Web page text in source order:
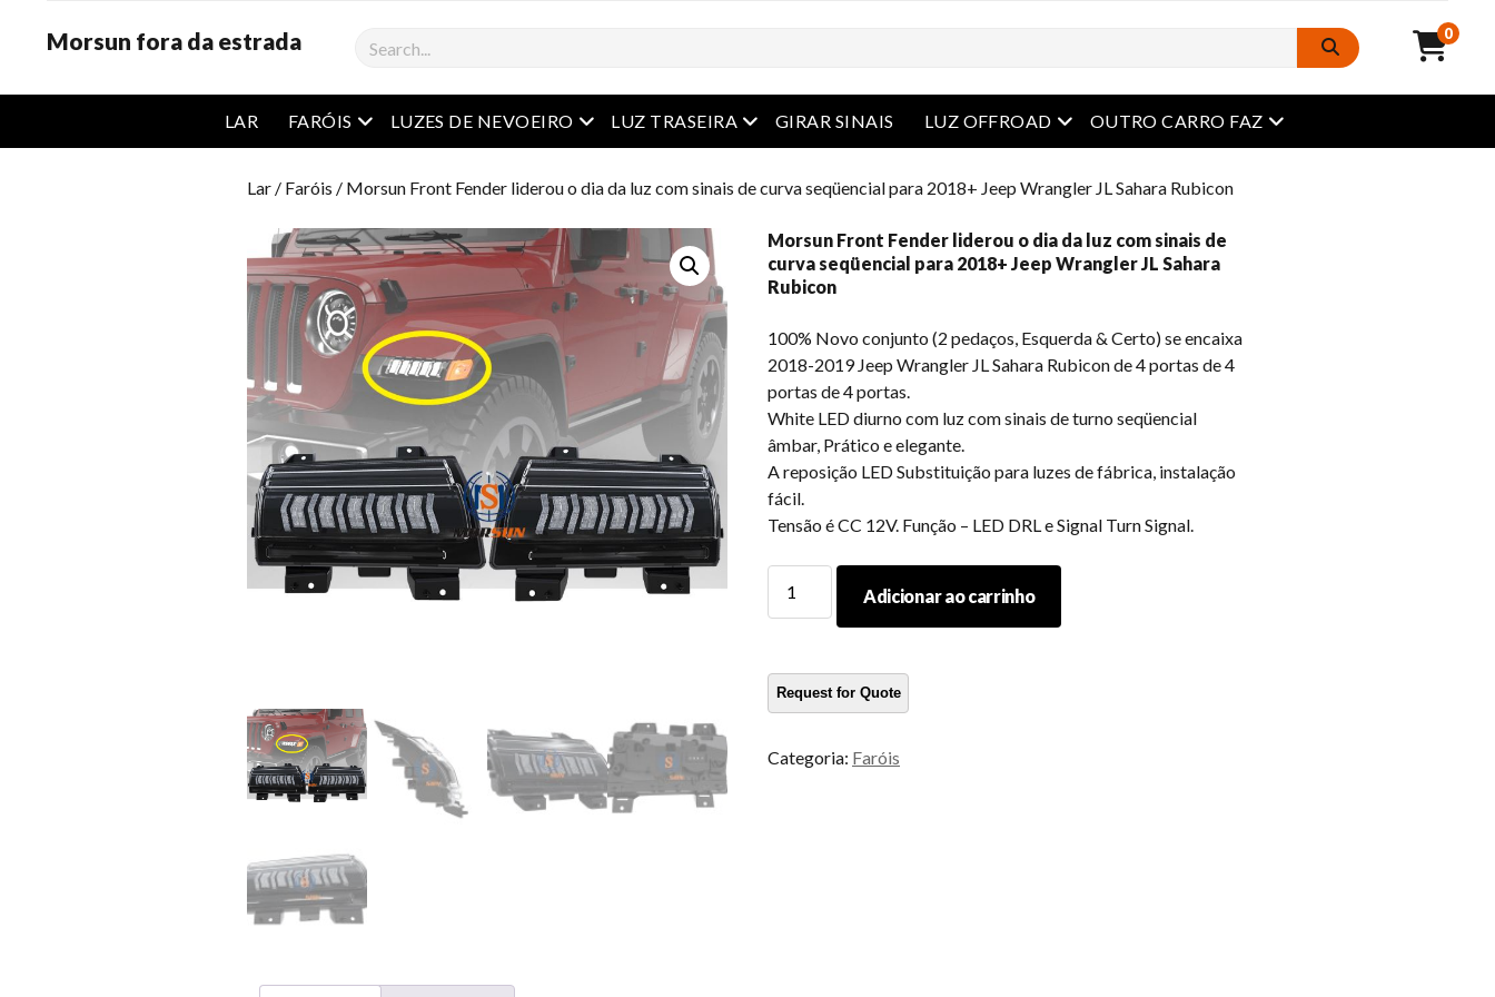
Morsun fora da estrada Procurar 0
LAR FARÓIS Abrir menu
LUZES DE NEVOEIRO Abrir menu
LUZ TRASEIRA Abrir menu
GIRAR SINAIS LUZ OFFROAD Abrir menu
OUTRO CARRO FAZ Abrir menu
Lar / Faróis / Morsun Front Fender liderou o dia da luz com sinais de curva seqüencial para 2018+ Jeep Wrangler JL Sahara Rubicon
Morsun Front Fender liderou o dia da luz com sinais de
curva seqüencial para 2018+ Jeep Wrangler JL Sahara
Rubicon
100% Novo conjunto (2 pedaços, Esquerda & Certo) se encaixa
2018-2019 Jeep Wrangler JL Sahara Rubicon de 4 portas de 4
portas de 4 portas.
White LED diurno com luz com sinais de turno seqüencial
âmbar, Prático e elegante.
A reposição LED Substituição para luzes de fábrica, instalação
fácil.
Tensão é CC 12V. Função – LED DRL e Signal Turn Signal.
Front
o
dia
luz
Adicionar ao carrinho
Categoria: Faróis